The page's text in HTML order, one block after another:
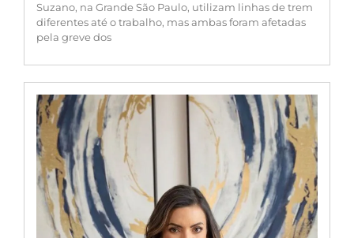
Suzano, na Grande São Paulo, utilizam linhas de trem
diferentes até o trabalho, mas ambas foram afetadas
pela greve dos